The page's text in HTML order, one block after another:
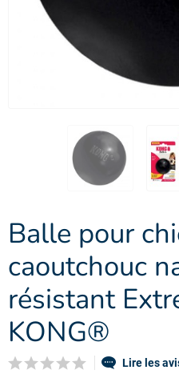
Balle pour
caoutchouc
résistant
KONG®
Lire les